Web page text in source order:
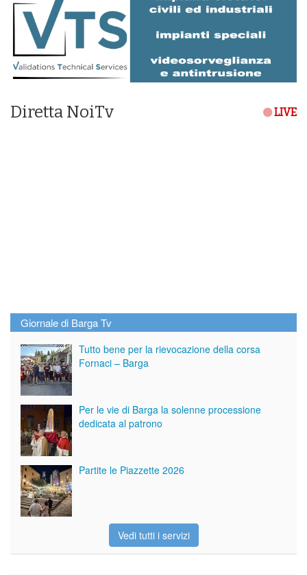
Diretta NoiTv LIVE
Giornale di Barga Tv
Tutto bene per la rievocazione della corsa
Fornaci – Barga
Per le vie di Barga la solenne processione
dedicata al patrono
Partite le Piazzette 2026
Vedi tutti i servizi